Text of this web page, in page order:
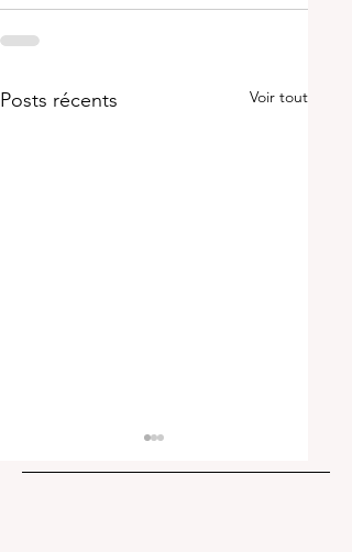
Posts récents Voir tout